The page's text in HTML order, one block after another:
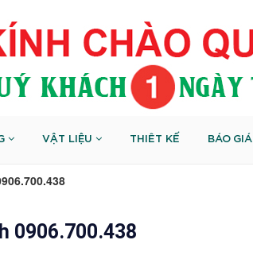
VẬT LIỆU THIÊT KẾ BÁO GIÁ
0906.700.438